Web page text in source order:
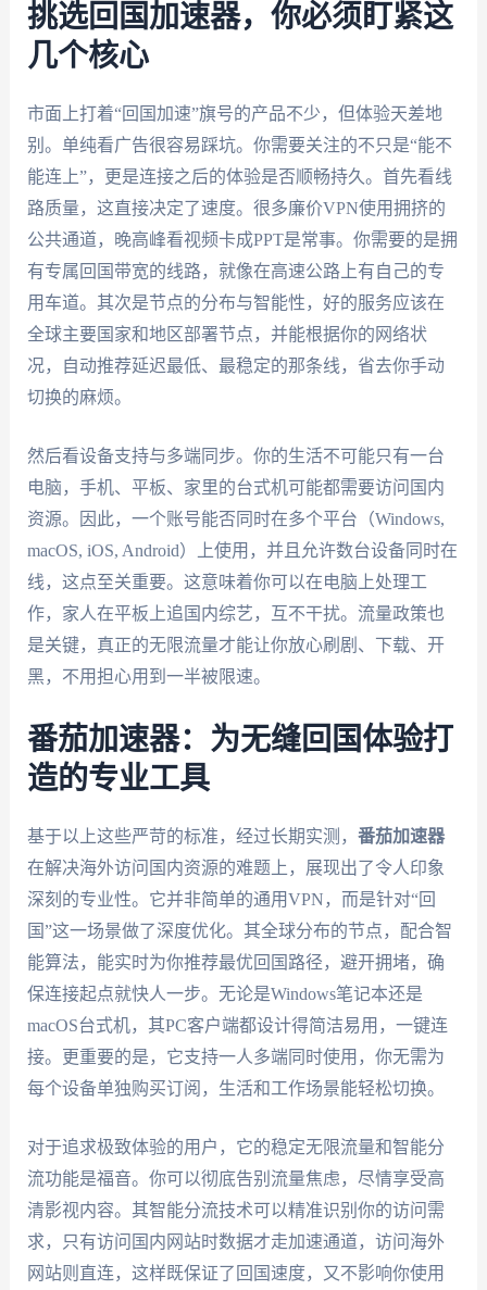
挑选回国加速器，你必须盯紧这
几个核心
市面上打着“回国加速”旗号的产品不少，但体验天差地
别。单纯看广告很容易踩坑。你需要关注的不只是“能不
能连上”，更是连接之后的体验是否顺畅持久。首先看线
路质量，这直接决定了速度。很多廉价VPN使用拥挤的
公共通道，晚高峰看视频卡成PPT是常事。你需要的是拥
有专属回国带宽的线路，就像在高速公路上有自己的专
用车道。其次是节点的分布与智能性，好的服务应该在
全球主要国家和地区部署节点，并能根据你的网络状
况，自动推荐延迟最低、最稳定的那条线，省去你手动
切换的麻烦。
然后看设备支持与多端同步。你的生活不可能只有一台
电脑，手机、平板、家里的台式机可能都需要访问国内
资源。因此，一个账号能否同时在多个平台（Windows,
macOS, iOS, Android）上使用，并且允许数台设备同时在
线，这点至关重要。这意味着你可以在电脑上处理工
作，家人在平板上追国内综艺，互不干扰。流量政策也
是关键，真正的无限流量才能让你放心刷剧、下载、开
黑，不用担心用到一半被限速。
番茄加速器：为无缝回国体验打
造的专业工具
基于以上这些严苛的标准，经过长期实测， 番茄加速器
在解决海外访问国内资源的难题上，展现出了令人印象
深刻的专业性。它并非简单的通用VPN，而是针对“回
国”这一场景做了深度优化。其全球分布的节点，配合智
能算法，能实时为你推荐最优回国路径，避开拥堵，确
保连接起点就快人一步。无论是Windows笔记本还是
macOS台式机，其PC客户端都设计得简洁易用，一键连
接。更重要的是，它支持一人多端同时使用，你无需为
每个设备单独购买订阅，生活和工作场景能轻松切换。
对于追求极致体验的用户，它的稳定无限流量和智能分
流功能是福音。你可以彻底告别流量焦虑，尽情享受高
清影视内容。其智能分流技术可以精准识别你的访问需
求，只有访问国内网站时数据才走加速通道，访问海外
网站则直连，这样既保证了回国速度，又不影响你使用